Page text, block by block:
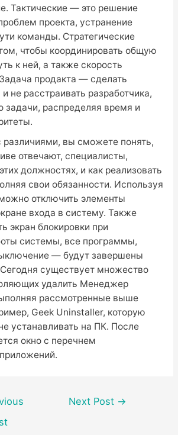
Тактические — это решение
проекта, устранение
команды. Стратегические
чтобы координировать общую
к ней, а также скорость
продакта — сделать
не расстраивать разработчика,
задачи, распределяя время и
различиями, вы сможете понять,
отвечают, специалисты,
должностях, и как реализовать
свои обязанности. Используя
отключить элементы
входа в систему. Также
экран блокировки при
системы, все программы,
— будут завершены
существует множество
удалить Менеджер
рассмотренные выше
Geek Uninstaller, которую
устанавливать на ПК. После
окно с перечнем
Next Post →